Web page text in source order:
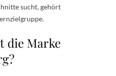
sucht, gehört
die Marke